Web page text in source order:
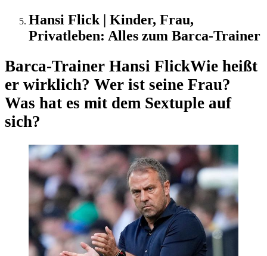
Hansi Flick | Kinder, Frau,
Privatleben: Alles zum Barca-Trainer
Barca-Trainer Hansi FlickWie heißt
er wirklich? Wer ist seine Frau?
Was hat es mit dem Sextuple auf
sich?